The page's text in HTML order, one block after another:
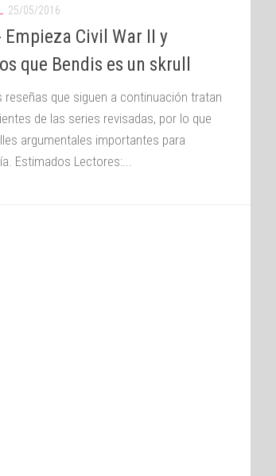
25/05/2016
Empieza Civil War II y
que Bendis es un skrull
reseñas que siguen a continuación tratan
de las series revisadas, por lo que
argumentales importantes para
Estimados Lectores:...